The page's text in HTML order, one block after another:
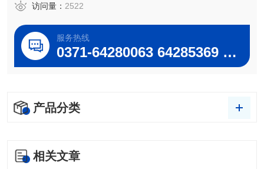
访问量： 2522
服务热线
0371-64280063 64285369 64285222
产品分类
相关文章